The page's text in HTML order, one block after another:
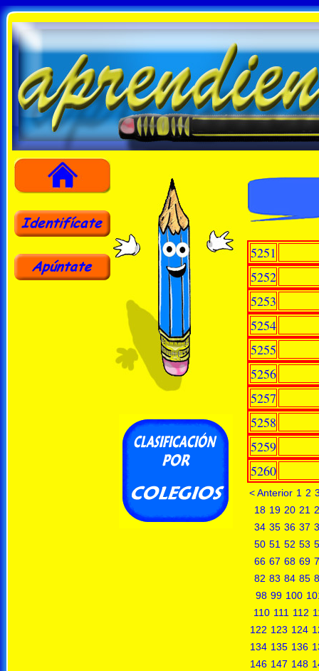
5251
5252
5253
5254
5255
5256
5257
5258
5259
5260
< Anterior 1 2
18 19 20 21
34 35 36 37
50 51 52 53
66 67 68 69
82 83 84 85
98 99 100
110 111 112
122 123 124
134 135 136
146 147 148